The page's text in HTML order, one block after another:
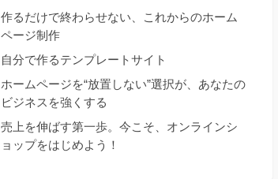
作るだけで終わらせない、これからのホーム
ページ制作
自分で作るテンプレートサイト
ホームページを“放置しない”選択が、あなたの
ビジネスを強くする
売上を伸ばす第一歩。今こそ、オンラインシ
ョップをはじめよう！